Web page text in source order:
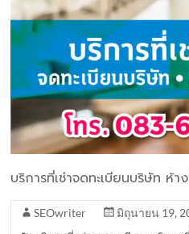
บริการที่เช่าจดทะเบียนบริษัท ห้า
SEOwriter
มิถุนายน 19,